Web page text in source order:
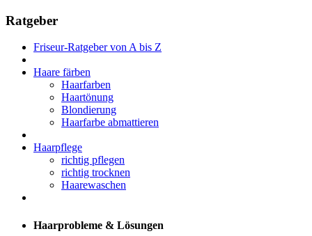
Ratgeber
Friseur-Ratgeber von A bis Z
Haare färben
Haarfarben
Haartönung
Blondierung
Haarfarbe abmattieren
Haarpflege
richtig pflegen
richtig trocknen
Haarewaschen
Haarprobleme & Lösungen